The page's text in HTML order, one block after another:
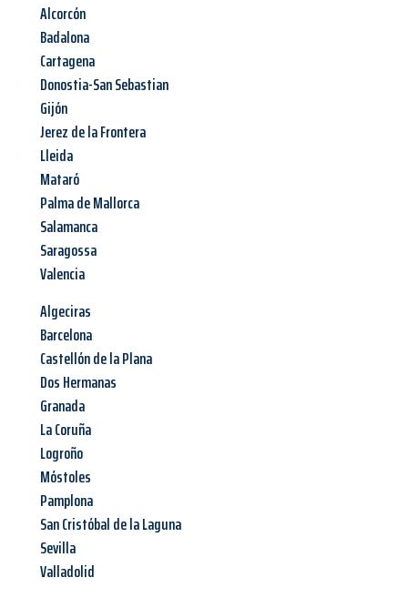
Alcorcón
Badalona
Cartagena
Donostia-San Sebastian
Gijón
Jerez de la Frontera
Lleida
Mataró
Palma de Mallorca
Salamanca
Saragossa
Valencia
Algeciras
Barcelona
Castellón de la Plana
Dos Hermanas
Granada
La Coruña
Logroño
Móstoles
Pamplona
San Cristóbal de la Laguna
Sevilla
Valladolid